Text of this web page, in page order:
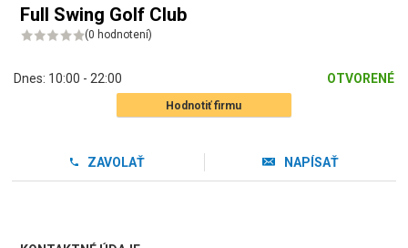
Full Swing Golf Club
(0 hodnotení)
Dnes: 10:00 - 22:00 OTVORENÉ
Hodnotiť firmu
ZAVOLAŤ NAPÍSAŤ